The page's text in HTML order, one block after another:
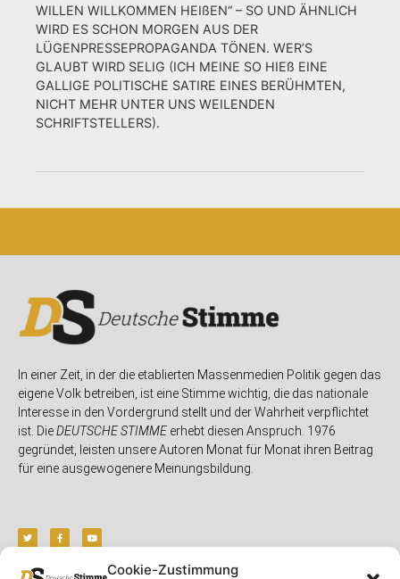
Cookie-Zustimmung
WILLEN WILLKOMMEN HEIßEN“ – SO UND ÄHNLICH
WIRD ES SCHON MORGEN AUS DER
LÜGENPRESSEPROPAGANDA TÖNEN. WER’S
GLAUBT WIRD SELIG (ICH MEINE SO HIEß EINE
GALLIGE POLITISCHE SATIRE EINES BERÜHMTEN,
NICHT MEHR UNTER UNS WEILENDEN
SCHRIFTSTELLERS).
In einer Zeit, in der die etablierten Massenmedien Politik gegen das
eigene Volk betreiben, ist eine Stimme wichtig, die das nationale
Interesse in den Vordergrund stellt und der Wahrheit verpflichtet
ist. DieDEUTSCHE STIMMEerhebt diesen Anspruch. 1976
gegründet, leisten unsere Autoren Monat für Monat ihren Beitrag
für eine ausgewogenere Meinungsbildung.